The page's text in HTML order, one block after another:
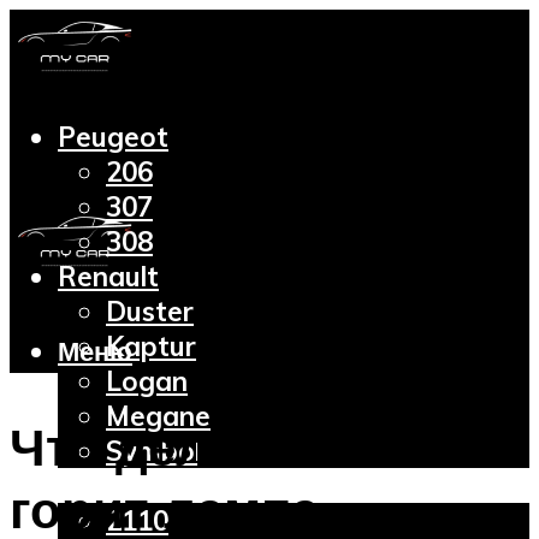
Peugeot
206
307
308
Renault
Duster
Kaptur
Logan
Megane
Symbol
Lada
2110
Меню
Что делать если
горит лампа